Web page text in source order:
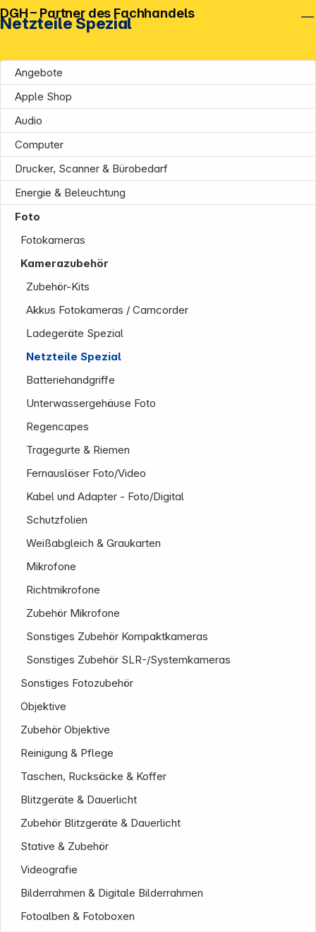
Netzteile Spezial
Angebote
Apple Shop
Audio
Computer
Drucker, Scanner & Bürobedarf
Energie & Beleuchtung
Foto
Fotokameras
Kamerazubehör
Zubehör-Kits
Akkus Fotokameras / Camcorder
Ladegeräte Spezial
Netzteile Spezial
Batteriehandgriffe
Unterwassergehäuse Foto
Regencapes
Tragegurte & Riemen
Fernauslöser Foto/Video
Kabel und Adapter - Foto/Digital
Schutzfolien
Weißabgleich & Graukarten
Mikrofone
Richtmikrofone
Zubehör Mikrofone
Sonstiges Zubehör Kompaktkameras
Sonstiges Zubehör SLR-/Systemkameras
Sonstiges Fotozubehör
Objektive
Zubehör Objektive
Reinigung & Pflege
Taschen, Rucksäcke & Koffer
Blitzgeräte & Dauerlicht
Zubehör Blitzgeräte & Dauerlicht
Stative & Zubehör
Videografie
Bilderrahmen & Digitale Bilderrahmen
Fotoalben & Fotoboxen
DGH – Partner des Fachhandels
Unternehmen
Informationen